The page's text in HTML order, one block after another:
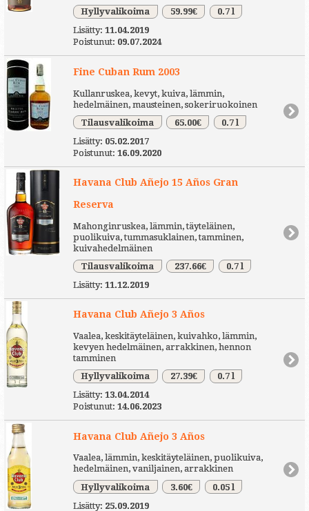
Hyllyvalikoima
59.99€
0.7 l
Lisätty: 11.04.2019
Poistunut: 09.07.2024
Fine Cuban Rum 2003
Kullanruskea, kevyt, kuiva, lämmin,
hedelmäinen, mausteinen, sokeriruokoinen
Tilausvalikoima
65.00€
0.7 l
Lisätty: 05.02.2017
Poistunut: 16.09.2020
Havana Club Añejo 15 Años Gran
Reserva
Mahonginruskea, lämmin, täyteläinen,
puolikuiva, tummasuklainen, tamminen,
kuivahedelmäinen
Tilausvalikoima
237.66€
0.7 l
Lisätty: 11.12.2019
Havana Club Añejo 3 Años
Vaalea, keskitäyteläinen, kuivahko, lämmin,
kevyen hedelmäinen, arrakkinen, hennon
tamminen
Hyllyvalikoima
27.39€
0.7 l
Lisätty: 13.04.2014
Poistunut: 14.06.2023
Havana Club Añejo 3 Años
Vaalea, lämmin, keskitäyteläinen, puolikuiva,
hedelmäinen, vaniljainen, arrakkinen
Hyllyvalikoima
3.60€
0.05 l
Lisätty: 25.09.2019